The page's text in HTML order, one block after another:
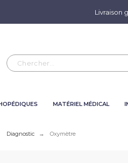
Livraison
MATÉRIEL MÉDICAL
Diagnostic Oxymètre